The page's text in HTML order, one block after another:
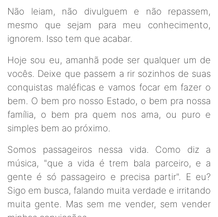
Não leiam, não divulguem e não repassem,
mesmo que sejam para meu conhecimento,
ignorem. Isso tem que acabar.
Hoje sou eu, amanhã pode ser qualquer um de
vocês. Deixe que passem a rir sozinhos de suas
conquistas maléficas e vamos focar em fazer o
bem. O bem pro nosso Estado, o bem pra nossa
família, o bem pra quem nos ama, ou puro e
simples bem ao próximo.
Somos passageiros nessa vida. Como diz a
música, "que a vida é trem bala parceiro, e a
gente é só passageiro e precisa partir". E eu?
Sigo em busca, falando muita verdade e irritando
muita gente. Mas sem me vender, sem vender